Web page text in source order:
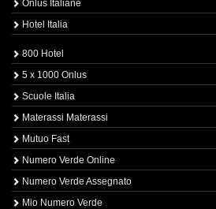
Onlus Italiane
Hotel Italia
800 Hotel
5 x 1000 Onlus
Scuole Italia
Materassi Materassi
Mutuo Fast
Numero Verde Online
Numero Verde Assegnato
Mio Numero Verde